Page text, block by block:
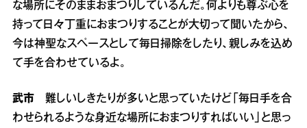
な場所にそのままおまつりしているんだ。何よりも尊ぶ心を
持って日々丁重におまつりすることが大切って聞いたから、
今は神聖なスペースとして毎日掃除をしたり、親しみを込め
て手を合わせているよ。
武市 難しいしきたりが多いと思っていたけど「毎日手を合
わせられるような身近な場所におまつりすればいい」と思っ